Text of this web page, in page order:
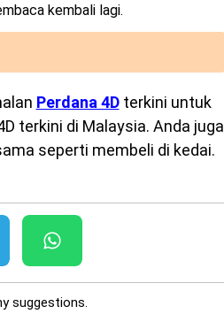
kembali lagi.
Perdana 4Dterkini untuk
terkini di Malaysia. Anda juga
seperti membeli di kedai.
suggestions.